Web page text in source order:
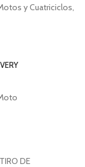
y Cuatriciclos,
DE